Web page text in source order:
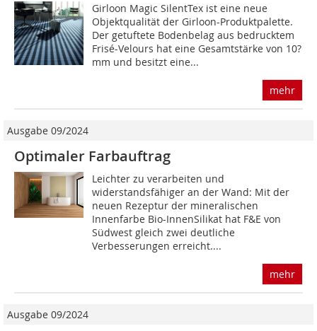
Girloon Magic SilentTex ist eine neue
Objektqualität der Girloon-Produktpalette.
Der getuftete Bodenbelag aus bedrucktem
Frisé-Velours hat eine Gesamtstärke von 10?
mm und besitzt eine...
mehr
Ausgabe 09/2024
Optimaler Farbauftrag
Leichter zu verarbeiten und
widerstandsfähiger an der Wand: Mit der
neuen Rezeptur der mineralischen
Innenfarbe Bio-InnenSilikat hat F&E von
Südwest gleich zwei deutliche
Verbesserungen erreicht....
mehr
Ausgabe 09/2024